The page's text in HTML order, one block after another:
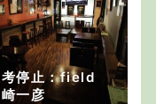
停止：field
一彦